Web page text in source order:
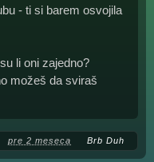
- ti si barem osvojila
li oni zajedno?
možeš da sviraš
pre 2 meseca Brb Duh